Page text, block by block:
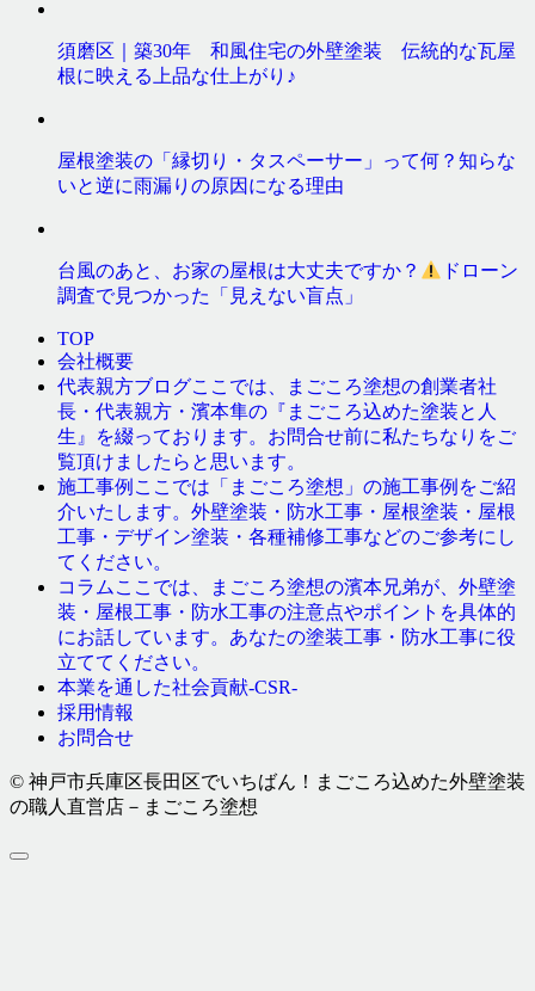
須磨区｜築30年 和風住宅の外壁塗装 伝統的な瓦屋
根に映える上品な仕上がり♪
屋根塗装の「縁切り・タスペーサー」って何？知らな
いと逆に雨漏りの原因になる理由
台風のあと、お家の屋根は大丈夫ですか？
ドローン
調査で見つかった「見えない盲点」
TOP
会社概要
代表親方ブログここでは、まごころ塗想の創業者社
長・代表親方・濱本隼の『まごころ込めた塗装と人
生』を綴っております。お問合せ前に私たちなりをご
覧頂けましたらと思います。
施工事例 ここでは「まごころ塗想」の施工事例をご紹
介いたします。外壁塗装・防水工事・屋根塗装・屋根
工事・デザイン塗装・各種補修工事などのご参考にし
てください。
コラム ここでは、まごころ塗想の濱本兄弟が、外壁塗
装・屋根工事・防水工事の注意点やポイントを具体的
にお話しています。あなたの塗装工事・防水工事に役
立ててください。
本業を通した社会貢献-CSR-
採用情報
お問合せ
© 神戸市兵庫区長田区でいちばん！まごころ込めた外壁塗装
の職人直営店－まごころ塗想